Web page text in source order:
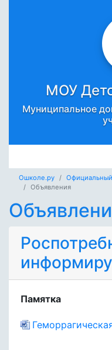
МОУ
Муниципальное
Ошколе.ру
Объявления
Памятка